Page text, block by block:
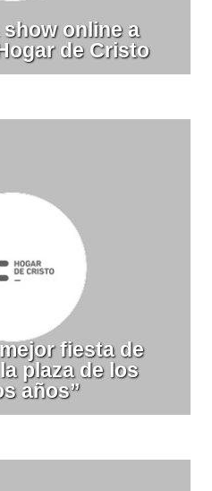
online a
de Cristo
fiesta de
plaza de los
años”